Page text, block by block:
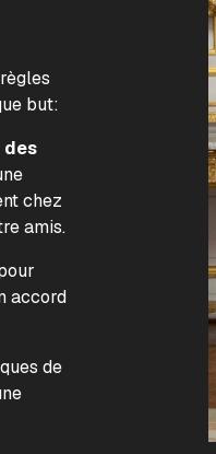
but:
des
chez
amis.
accord
de